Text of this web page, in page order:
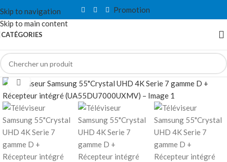
Skip to navigation
Skip to main content
Promotion
CATÉGORIES
Click to enlarge